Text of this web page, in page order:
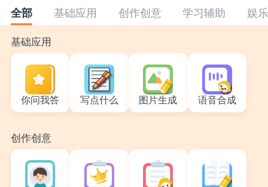
全部 基础应用 创作创意 学习辅助 娱
基础应用
你问我答 写点什么 图片生成 语音合成
创作创意